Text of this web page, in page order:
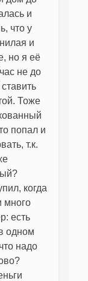
и
что у
и
но я её
не до
Тоже
попал и
т.к.
когда
много
есть
одном
надо